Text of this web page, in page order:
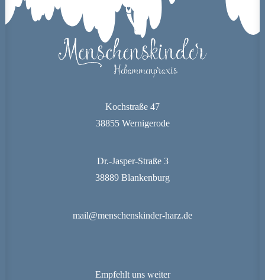
Kochstraße 47
38855 Wernigerode
Dr.-Jasper-Straße 3
38889 Blankenburg
mail@menschenskinder-harz.de
Empfehlt uns weiter